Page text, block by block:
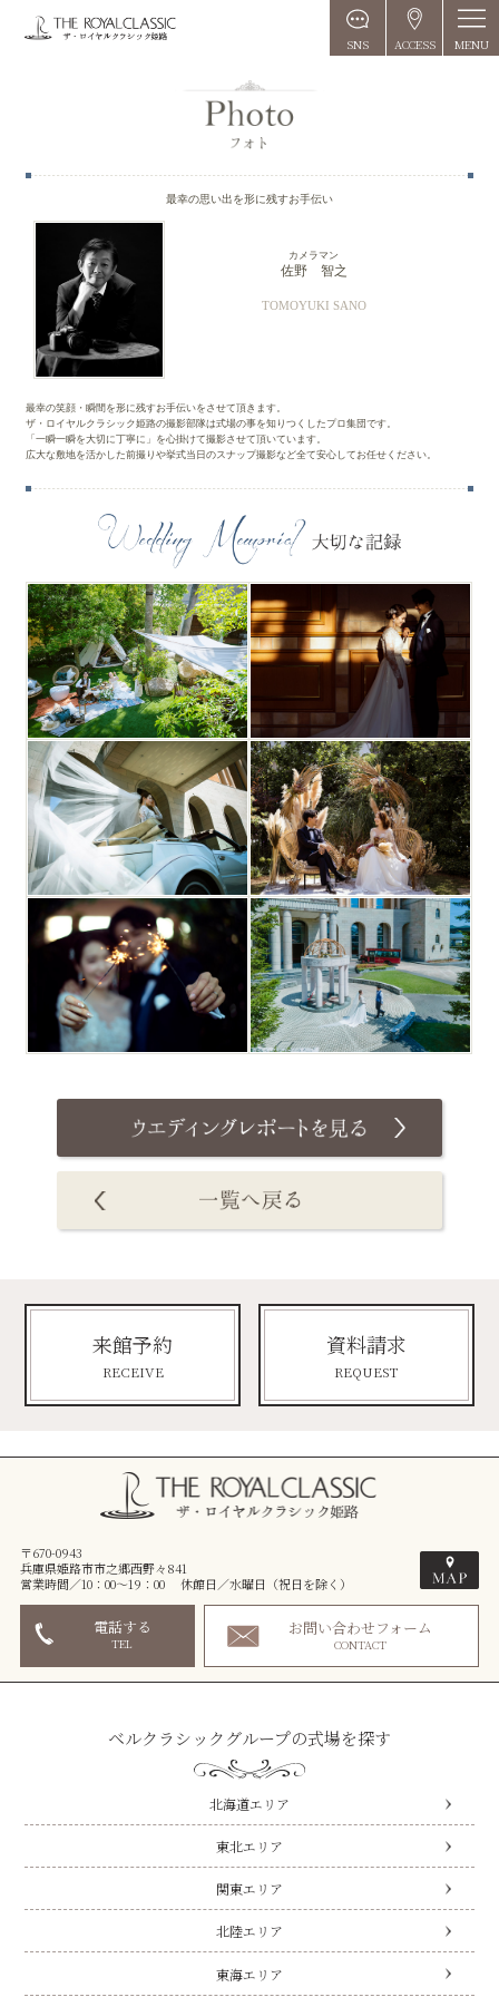
SNS ACCESS MENU
最幸の思い出を形に残すお手伝い
カメラマン
佐野 智之
TOMOYUKI SANO
最幸の笑顔・瞬間を形に残すお手伝いをさせて頂きます。
ザ・ロイヤルクラシック姫路の撮影部隊は式場の事を知りつくしたプロ集団です。
「一瞬一瞬を大切に丁寧に」を心掛けて撮影させて頂いています。
広大な敷地を活かした前撮りや挙式当日のスナップ撮影など全て安心してお任せください。
来館予約
RECEIVE
資料請求
REQUEST
〒670-0943
兵庫県姫路市市之郷西野々841
営業時間／10：00～19：00 休館日／水曜日（祝日を除く）
電話する
TEL
お問い合わせフォーム
CONTACT
ベルクラシックグループの式場を探す
北海道エリア
東北エリア
関東エリア
北陸エリア
東海エリア